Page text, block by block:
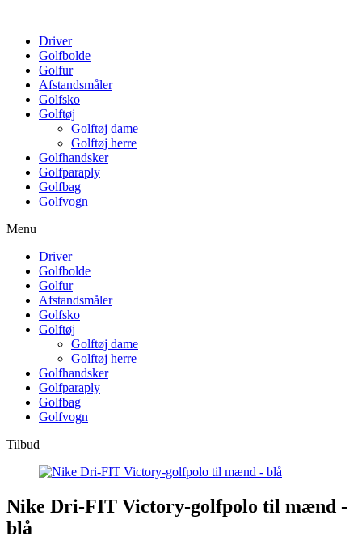
Driver
Golfbolde
Golfur
Afstandsmåler
Golfsko
Golftøj
Golftøj dame
Golftøj herre
Golfhandsker
Golfparaply
Golfbag
Golfvogn
Menu
Driver
Golfbolde
Golfur
Afstandsmåler
Golfsko
Golftøj
Golftøj dame
Golftøj herre
Golfhandsker
Golfparaply
Golfbag
Golfvogn
Tilbud
Nike Dri-FIT Victory-golfpolo til mænd -
blå